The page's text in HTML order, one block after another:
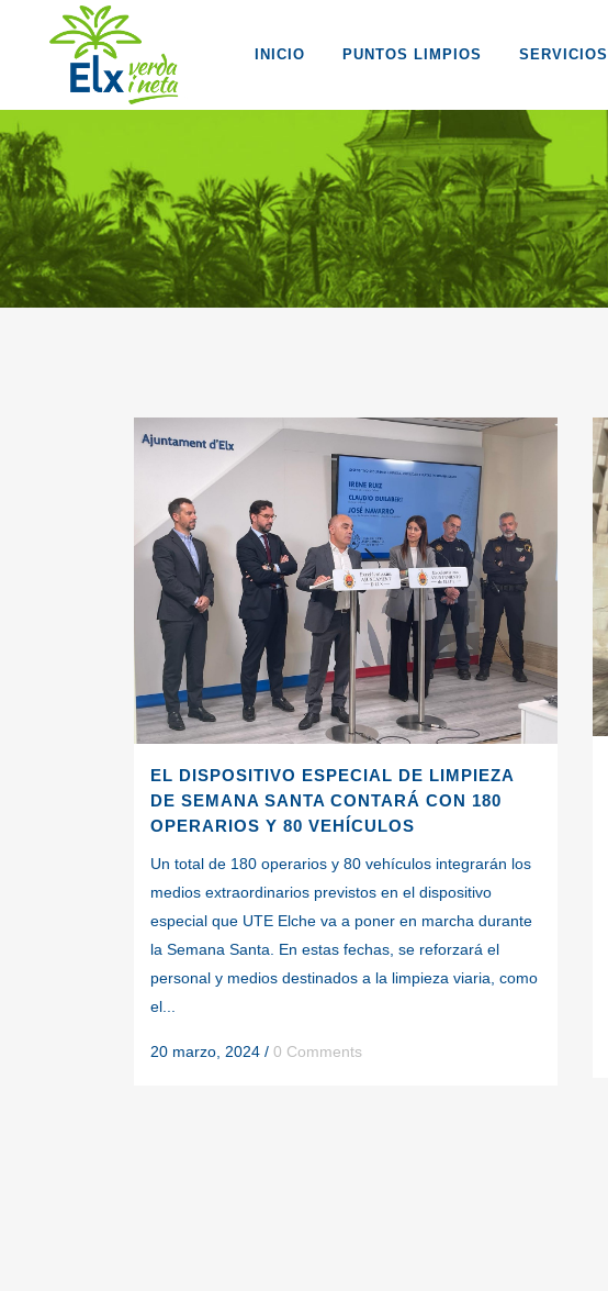
INICIO PUNTOS LIMPIOS SERVICIOS
EL DISPOSITIVO ESPECIAL DE LIMPIEZA
DE SEMANA SANTA CONTARÁ CON 180
OPERARIOS Y 80 VEHÍCULOS
Un total de 180 operarios y 80 vehículos integrarán los
medios extraordinarios previstos en el dispositivo
especial que UTE Elche va a poner en marcha durante
la Semana Santa. En estas fechas, se reforzará el
personal y medios destinados a la limpieza viaria, como
el...
20 marzo, 2024 / 0 Comments